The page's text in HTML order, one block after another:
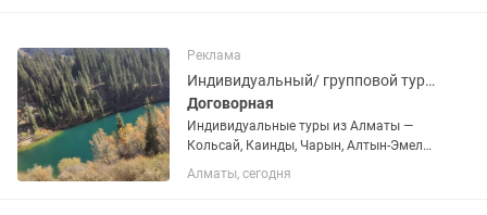
Реклама
Индивидуальный/ групповой тур Кольсай, Каинды и Чарынский каньон из Алматы
Договорная
Индивидуальные туры из Алматы —
Кольсай, Каинды, Чарын, Алтын-Эмель!
Предоставляем встречу и
сопровождение гостей, приезжающих в
Алматы, сегодня